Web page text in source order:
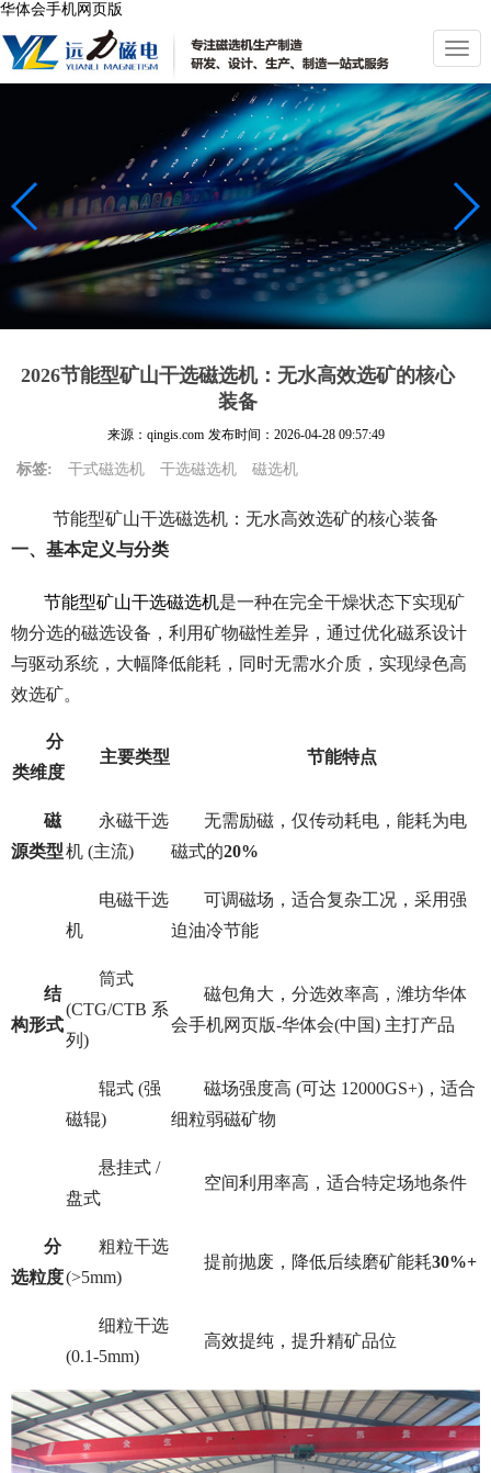
华体会手机网页版
切
换
导
航
2026节能型矿山干选磁选机：无水高效选矿的核心
装备
来源：qingis.com 发布时间： 2026-04-28 09:57:49
标签: 干式磁选机 干选磁选机 磁选机
节能型矿山干选磁选机：无水高效选矿的核心装备
一、基本定义与分类
节能型矿山干选磁选机是一种在完全干燥状态下实现矿
物分选的磁选设备，利用矿物磁性差异，通过优化磁系设计
与驱动系统，大幅降低能耗，同时无需水介质，实现绿色高
效选矿。
分
类维度
主要类型 节能特点
磁
源类型
永磁干选
机 (主流)
无需励磁，仅传动耗电，能耗为电
磁式的20%
电磁干选
机
可调磁场，适合复杂工况，采用强
迫油冷节能
结
构形式
筒式
(CTG/CTB 系
列)
磁包角大，分选效率高，潍坊华体
会手机网页版-华体会(中国) 主打产品
辊式 (强
磁辊)
磁场强度高 (可达 12000GS+)，适合
细粒弱磁矿物
悬挂式 /
盘式
空间利用率高，适合特定场地条件
分
选粒度
粗粒干选
(>5mm)
提前抛废，降低后续磨矿能耗30%+
细粒干选
(0.1-5mm)
高效提纯，提升精矿品位